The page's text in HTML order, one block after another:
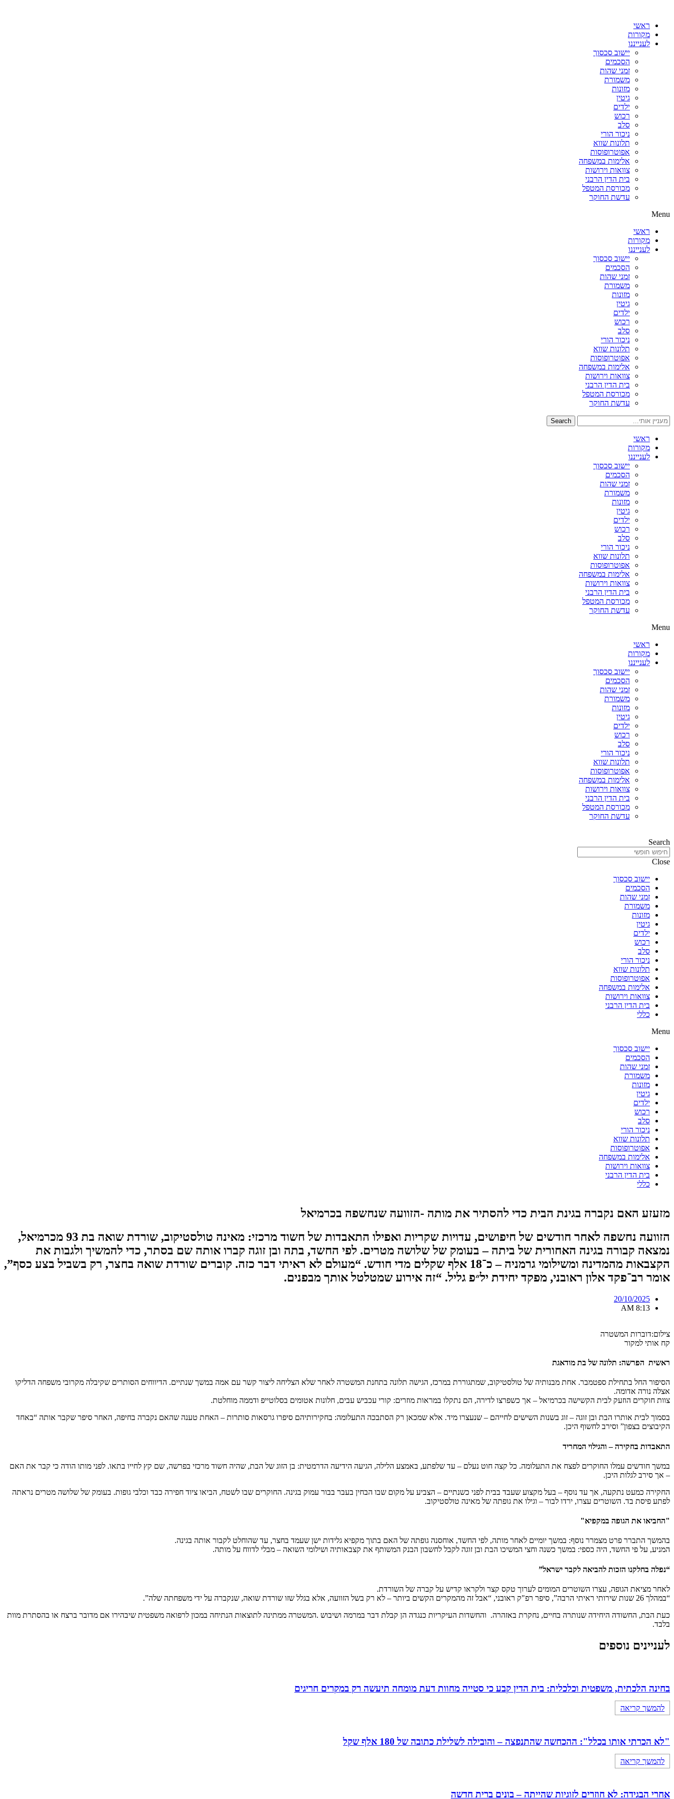
ראשי
מקורות
לענייננו
יישוב סכסוך
הסכמים
זמני שהות
משמורת
מזונות
גיטין
ילדים
רכוש
סלב
ניכור הורי
תלונות שווא
אפוטרופוסות
אלימות במשפחה
צוואות וירושות
בית הדין הרבני
מכורסת המטפל
עדשת החוקר
Menu
ראשי
מקורות
לענייננו
יישוב סכסוך
הסכמים
זמני שהות
משמורת
מזונות
גיטין
ילדים
רכוש
סלב
ניכור הורי
תלונות שווא
אפוטרופוסות
אלימות במשפחה
צוואות וירושות
בית הדין הרבני
מכורסת המטפל
עדשת החוקר
Search
ראשי
מקורות
לענייננו
יישוב סכסוך
הסכמים
זמני שהות
משמורת
מזונות
גיטין
ילדים
רכוש
סלב
ניכור הורי
תלונות שווא
אפוטרופוסות
אלימות במשפחה
צוואות וירושות
בית הדין הרבני
מכורסת המטפל
עדשת החוקר
Menu
ראשי
מקורות
לענייננו
יישוב סכסוך
הסכמים
זמני שהות
משמורת
מזונות
גיטין
ילדים
רכוש
סלב
ניכור הורי
תלונות שווא
אפוטרופוסות
אלימות במשפחה
צוואות וירושות
בית הדין הרבני
מכורסת המטפל
עדשת החוקר
Search
Close
יישוב סכסוך
הסכמים
זמני שהות
משמורת
מזונות
גיטין
ילדים
רכוש
סלב
ניכור הורי
תלונות שווא
אפוטרופוסות
אלימות במשפחה
צוואות וירושות
בית הדין הרבני
כללי
Menu
יישוב סכסוך
הסכמים
זמני שהות
משמורת
מזונות
גיטין
ילדים
רכוש
סלב
ניכור הורי
תלונות שווא
אפוטרופוסות
אלימות במשפחה
צוואות וירושות
בית הדין הרבני
כללי
מזעזע האם נקברה בגינת הבית כדי להסתיר את מותה -הזוועה שנחשפה בכרמיאל
הזוועה נחשפה לאחר חודשים של חיפושים, עדויות שקריות ואפילו התאבדות של חשוד מרכזי: מאינה טולסטיקוב, שורדת שואה בת 93 מכרמיאל,
נמצאה קבורה בגינה האחורית של ביתה – בעומק של שלושה מטרים. לפי החשד, בתה ובן זוגה קברו אותה שם בסתר, כדי להמשיך ולגבות את
הקצבאות מהמדינה ומשילומי גרמניה – כ־18 אלף שקלים מדי חודש. “מעולם לא ראיתי דבר כזה. קוברים שורדת שואה בחצר, רק בשביל בצע כסף”,
אומר רב־פקד אלון ראובני, מפקד יחידת יל״פ גליל. “זה אירוע שמטלטל אותך מבפנים.
20/10/2025
8:13 AM
צילום:דוברות המשטרה
קח אותי למקור
ראשית הפרשה: תלונה של בת מודאגת
הסיפור החל בתחילת ספטמבר. אחת מבנותיה של טולסטיקוב, שמתגוררת במרכז, הגישה תלונה בתחנת המשטרה לאחר שלא הצליחה ליצור קשר עם אמה במשך שנתיים. הדיווחים הסותרים שקיבלה מקרובי משפחה הדליקו
אצלה נורה אדומה.
צוות חוקרים הוזעק לבית הקשישה בכרמיאל – אך כשפרצו לדירה, הם נתקלו במראות מוזרים: קורי עכביש עבים, חלונות אטומים בסלוטייפ ודממה מוחלטת.
בסמוך לבית אותרו הבת ובן זוגה – זוג בשנות השישים לחייהם – שנעצרו מיד. אלא שמכאן רק הסתבכה התעלומה: בחקירותיהם סיפרו גרסאות סותרות – האחת טענה שהאם נקברה בחיפה, האחר סיפר שקבר אותה “באחד
הקיבוצים בצפון” וסירב לחשוף היכן.
התאבדות בחקירה – והגילוי המחריד
במשך חודשים עמלו החוקרים לפצח את התעלומה. כל קצה חוט נעלם – עד שלפתע, באמצע הלילה, הגיעה הידיעה הדרמטית: בן הזוג של הבת, שהיה חשוד מרכזי בפרשה, שם קץ לחייו בתאו. לפני מותו הודה כי קבר את האם
– אך סירב לגלות היכן.
החקירה כמעט נתקעה, אך עד נוסף – בעל מקצוע שעבד בבית לפני כשנתיים – הצביע על מקום שבו הבחין בעבר בבור עמוק בגינה. החוקרים שבו לשטח, הביאו ציוד חפירה כבד וכלבי גופות. בעומק של שלושה מטרים נראתה
לפתע פיסת בד. השוטרים עצרו, ירדו לבור – וגילו את גופתה של מאינה טולסטיקוב.
"החביאו את הגופה במקפיא"
בהמשך התברר פרט מצמרר נוסף: במשך יומיים לאחר מותה, לפי החשד, אוחסנה גופתה של האם בתוך מקפיא גלידות ישן שעמד בחצר, עד שהוחלט לקבור אותה בגינה.
המניע, על פי החשד, היה כספי: במשך כשנה וחצי המשיכו הבת ובן זוגה לקבל לחשבון הבנק המשותף את קצבאותיה ושילומי השואה – מבלי לדווח על מותה.
“נפלה בחלקנו הזכות להביאה לקבר ישראל”
לאחר מציאת הגופה, עצרו השוטרים המומים לערוך טקס קצר ולקראו קדיש על קברה של השורדת.
“במהלך 26 שנות שירותי ראיתי הרבה”, סיפר רפ"ק ראובני, “אבל זה מהמקרים הקשים ביותר – לא רק בשל הזוועה, אלא בגלל שזו שורדת שואה, שנקברה על ידי משפחתה שלה”.
כעת הבת, החשודה היחידה שנותרה בחיים, נחקרת באזהרה. והחשדות העיקריות כנגדה הן קבלת דבר במרמה ושיבוש .המשטרה ממתינה לתוצאות הנתיחה במכון לרפואה משפטית שיבהירו אם מדובר ברצח או בהסתרת מוות
בלבד.
לעניינים נוספים
בחינה הלכתית, משפטית וכלכלית: בית הדין קבע כי סטייה מחוות דעת מומחה תיעשה רק במקרים חריגים
להמשך קריאה
"לא הכרתי אותו בכלל": ההכחשה שהתנפצה – והובילה לשלילת כתובה של 180 אלף שקל
להמשך קריאה
אחרי הבגידה: לא חוזרים לזוגיות שהייתה – בונים ברית חדשה